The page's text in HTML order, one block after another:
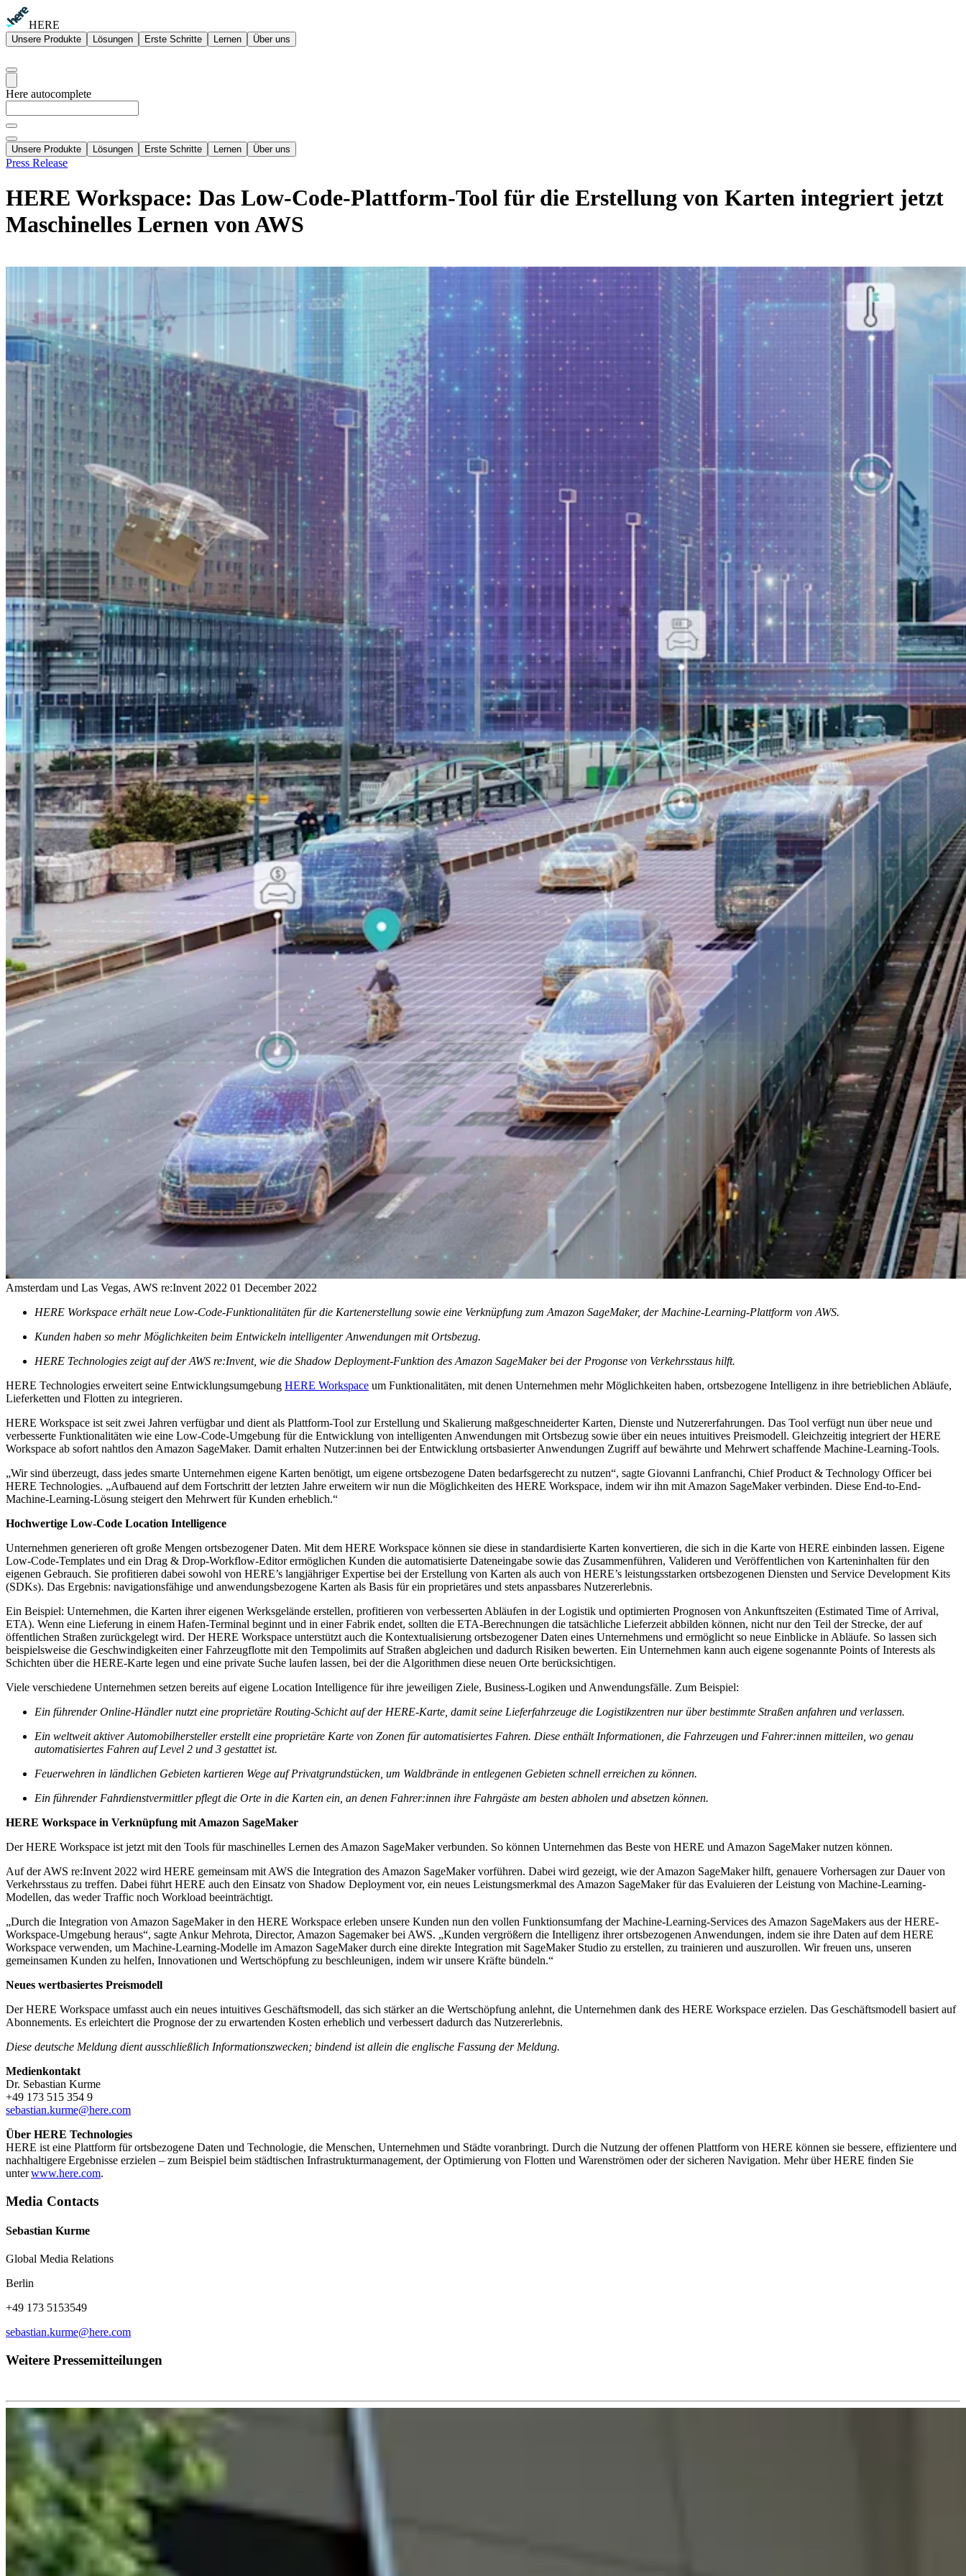
HERE
Unsere Produkte Lösungen Erste Schritte Lernen Über uns
Here autocomplete
Unsere Produkte Lösungen Erste Schritte Lernen Über uns
Press Release
HERE Workspace: Das Low-Code-Plattform-Tool für die Erstellung von Karten integriert jetzt
Maschinelles Lernen von AWS
Amsterdam und Las Vegas, AWS re:Invent 2022 01 December 2022
HERE Workspace erhält neue Low-Code-Funktionalitäten für die Kartenerstellung sowie eine Verknüpfung zum Amazon SageMaker, der Machine-Learning-Plattform von AWS.
Kunden haben so mehr Möglichkeiten beim Entwickeln intelligenter Anwendungen mit Ortsbezug.
HERE Technologies zeigt auf der AWS re:Invent, wie die Shadow Deployment-Funktion des Amazon SageMaker bei der Progonse von Verkehrsstaus hilft.
HERE Technologies erweitert seine Entwicklungsumgebung HERE Workspace um Funktionalitäten, mit denen Unternehmen mehr Möglichkeiten haben, ortsbezogene Intelligenz in ihre betrieblichen Abläufe,
Lieferketten und Flotten zu integrieren.
HERE Workspace ist seit zwei Jahren verfügbar und dient als Plattform-Tool zur Erstellung und Skalierung maßgeschneiderter Karten, Dienste und Nutzererfahrungen. Das Tool verfügt nun über neue und
verbesserte Funktionalitäten wie eine Low-Code-Umgebung für die Entwicklung von intelligenten Anwendungen mit Ortsbezug sowie über ein neues intuitives Preismodell. Gleichzeitig integriert der HERE
Workspace ab sofort nahtlos den Amazon SageMaker. Damit erhalten Nutzer:innen bei der Entwicklung ortsbasierter Anwendungen Zugriff auf bewährte und Mehrwert schaffende Machine-Learning-Tools.
„Wir sind überzeugt, dass jedes smarte Unternehmen eigene Karten benötigt, um eigene ortsbezogene Daten bedarfsgerecht zu nutzen“, sagte Giovanni Lanfranchi, Chief Product & Technology Officer bei
HERE Technologies. „Aufbauend auf dem Fortschritt der letzten Jahre erweitern wir nun die Möglichkeiten des HERE Workspace, indem wir ihn mit Amazon SageMaker verbinden. Diese End-to-End-
Machine-Learning-Lösung steigert den Mehrwert für Kunden erheblich.“
Hochwertige Low-Code Location Intelligence
Unternehmen generieren oft große Mengen ortsbezogener Daten. Mit dem HERE Workspace können sie diese in standardisierte Karten konvertieren, die sich in die Karte von HERE einbinden lassen. Eigene
Low-Code-Templates und ein Drag & Drop-Workflow-Editor ermöglichen Kunden die automatisierte Dateneingabe sowie das Zusammenführen, Valideren und Veröffentlichen von Karteninhalten für den
eigenen Gebrauch. Sie profitieren dabei sowohl von HERE’s langjähriger Expertise bei der Erstellung von Karten als auch von HERE’s leistungsstarken ortsbezogenen Diensten und Service Development Kits
(SDKs). Das Ergebnis: navigationsfähige und anwendungsbezogene Karten als Basis für ein proprietäres und stets anpassbares Nutzererlebnis.
Ein Beispiel: Unternehmen, die Karten ihrer eigenen Werksgelände erstellen, profitieren von verbesserten Abläufen in der Logistik und optimierten Prognosen von Ankunftszeiten (Estimated Time of Arrival,
ETA). Wenn eine Lieferung in einem Hafen-Terminal beginnt und in einer Fabrik endet, sollten die ETA-Berechnungen die tatsächliche Lieferzeit abbilden können, nicht nur den Teil der Strecke, der auf
öffentlichen Straßen zurückgelegt wird. Der HERE Workspace unterstützt auch die Kontextualisierung ortsbezogener Daten eines Unternehmens und ermöglicht so neue Einblicke in Abläufe. So lassen sich
beispielsweise die Geschwindigkeiten einer Fahrzeugflotte mit den Tempolimits auf Straßen abgleichen und dadurch Risiken bewerten. Ein Unternehmen kann auch eigene sogenannte Points of Interests als
Schichten über die HERE-Karte legen und eine private Suche laufen lassen, bei der die Algorithmen diese neuen Orte berücksichtigen.
Viele verschiedene Unternehmen setzen bereits auf eigene Location Intelligence für ihre jeweiligen Ziele, Business-Logiken und Anwendungsfälle. Zum Beispiel:
Ein führender Online-Händler nutzt eine proprietäre Routing-Schicht auf der HERE-Karte, damit seine Lieferfahrzeuge die Logistikzentren nur über bestimmte Straßen anfahren und verlassen.
Ein weltweit aktiver Automobilhersteller erstellt eine proprietäre Karte von Zonen für automatisiertes Fahren. Diese enthält Informationen, die Fahrzeugen und Fahrer:innen mitteilen, wo genau
automatisiertes Fahren auf Level 2 und 3 gestattet ist.
Feuerwehren in ländlichen Gebieten kartieren Wege auf Privatgrundstücken, um Waldbrände in entlegenen Gebieten schnell erreichen zu können.
Ein führender Fahrdienstvermittler pflegt die Orte in die Karten ein, an denen Fahrer:innen ihre Fahrgäste am besten abholen und absetzen können.
HERE Workspace in Verknüpfung mit Amazon SageMaker
Der HERE Workspace ist jetzt mit den Tools für maschinelles Lernen des Amazon SageMaker verbunden. So können Unternehmen das Beste von HERE und Amazon SageMaker nutzen können.
Auf der AWS re:Invent 2022 wird HERE gemeinsam mit AWS die Integration des Amazon SageMaker vorführen. Dabei wird gezeigt, wie der Amazon SageMaker hilft, genauere Vorhersagen zur Dauer von
Verkehrsstaus zu treffen. Dabei führt HERE auch den Einsatz von Shadow Deployment vor, ein neues Leistungsmerkmal des Amazon SageMaker für das Evaluieren der Leistung von Machine-Learning-
Modellen, das weder Traffic noch Workload beeinträchtigt.
„Durch die Integration von Amazon SageMaker in den HERE Workspace erleben unsere Kunden nun den vollen Funktionsumfang der Machine-Learning-Services des Amazon SageMakers aus der HERE-
Workspace-Umgebung heraus“, sagte Ankur Mehrota, Director, Amazon Sagemaker bei AWS. „Kunden vergrößern die Intelligenz ihrer ortsbezogenen Anwendungen, indem sie ihre Daten auf dem HERE
Workspace verwenden, um Machine-Learning-Modelle im Amazon SageMaker durch eine direkte Integration mit SageMaker Studio zu erstellen, zu trainieren und auszurollen. Wir freuen uns, unseren
gemeinsamen Kunden zu helfen, Innovationen und Wertschöpfung zu beschleunigen, indem wir unsere Kräfte bündeln.“
Neues wertbasiertes Preismodell
Der HERE Workspace umfasst auch ein neues intuitives Geschäftsmodell, das sich stärker an die Wertschöpfung anlehnt, die Unternehmen dank des HERE Workspace erzielen. Das Geschäftsmodell basiert auf
Abonnements. Es erleichtert die Prognose der zu erwartenden Kosten erheblich und verbessert dadurch das Nutzererlebnis.
Diese deutsche Meldung dient ausschließlich Informationszwecken; bindend ist allein die englische Fassung der Meldung.
Medienkontakt
Dr. Sebastian Kurme
+49 173 515 354 9
sebastian.kurme@here.com
Über HERE Technologies
HERE ist eine Plattform für ortsbezogene Daten und Technologie, die Menschen, Unternehmen und Städte voranbringt. Durch die Nutzung der offenen Plattform von HERE können sie bessere, effizientere und
nachhaltigere Ergebnisse erzielen – zum Beispiel beim städtischen Infrastrukturmanagement, der Optimierung von Flotten und Warenströmen oder der sicheren Navigation. Mehr über HERE finden Sie
unterwww.here.com.
Media Contacts
Sebastian Kurme
Global Media Relations
Berlin
+49 173 5153549
sebastian.kurme@here.com
Weitere Pressemitteilungen